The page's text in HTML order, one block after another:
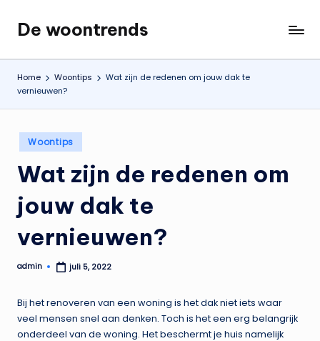
de
inhoud
De woontrends
Interieur
en
lifestyle
blog
Home Woontips
Wat zijn de redenen om jouw dak te
vernieuwen?
Geplaatst
in
Woontips
Wat zijn de redenen om
jouw dak te
vernieuwen?
Geplaatst
admin juli 5, 2022
Bij het renoveren van een woning is het dak niet iets waar
veel mensen snel aan denken. Toch is het een erg belangrijk
onderdeel van de woning. Het beschermt je huis namelijk